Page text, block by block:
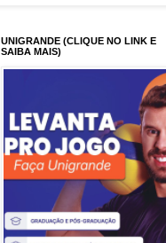
UNIGRANDE (CLIQUE NO LINK E
SAIBA MAIS)